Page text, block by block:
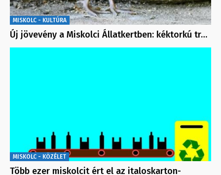
MISKOLC - KULTÚRA
Új jövevény a Miskolci Állatkertben: kéktorkú tr…
MISKOLC - KÖZÉLET
Több ezer miskolcit ért el az italoskarton-